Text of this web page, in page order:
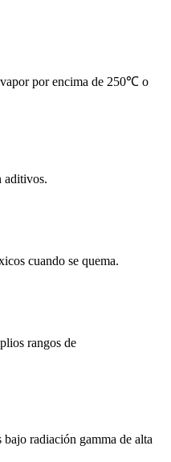
por encima de 250℃ o
aditivos.
cuando se quema.
rangos de
radiación gamma de alta